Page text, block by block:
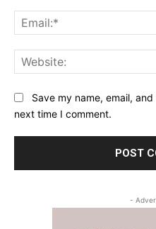
Save my name, email,
next time I comment.
-